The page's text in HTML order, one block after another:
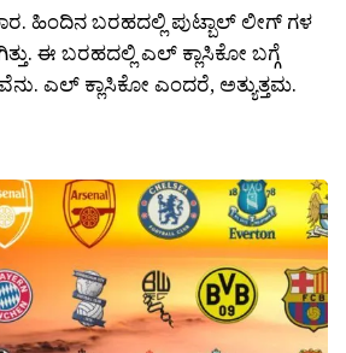
ಹಿಂದಿನ ಬರಹದಲ್ಲಿ ಪುಟ್ಬಾಲ್ ಲೀಗ್ ಗಳ
ಈ ಬರಹದಲ್ಲಿ ಎಲ್ ಕ್ಲಾಸಿಕೋ ಬಗ್ಗೆ
ಎಲ್ ಕ್ಲಾಸಿಕೋ ಎಂದರೆ, ಅತ್ಯುತ್ತಮ.